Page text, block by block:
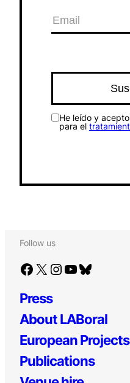
He leído y
para el
Follow us
Facebook X Instagram YouTube Bluesky
Press
About LABoral
European Projects
Publications